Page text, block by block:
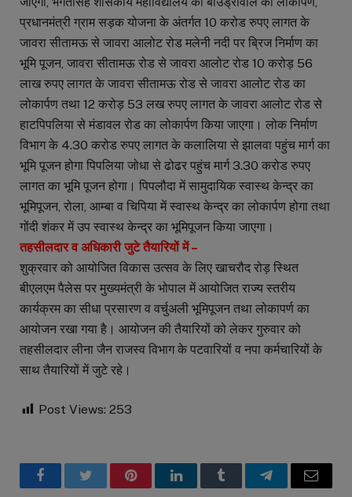
प्रधानमंत्री ग्राम सड़क योजना के अंतर्गत 10 करोड रुपए लागत के
जावरा सीतामऊ से जावरा आलोट रोड मलेनी नदी पर ब्रिज निर्माण का
भूमि पूजन, जावरा सीतामऊ रोड से जावरा आलोट रोड 10 करोड़ 56
लाख रुपए लागत के जावरा सीतामऊ रोड से जावरा आलोट रोड का
लोकार्पण तथा 12 करोड़ 53 लख रुपए लागत के जावरा आलोट रोड से
हाटपिपलिया से मंडावल रोड का लोकार्पण किया जाएगा। लोक निर्माण
विभाग के 4.30 करोड रुपए लागत के कलालिया से झालवा पहुंच मार्ग का
भूमि पूजन होगा पिपलिया जोधा से ढोढर पहुंच मार्ग 3.30 करोड रुपए
लागत का भूमि पूजन होगा। पिपलौदा में सामुदायिक स्वास्थ केन्द्र का
भूमिपूजन, रोला, आम्बा व चिपिया में स्वास्थ केन्द्र का लोकार्पण होगा तथा
गोंदी शंकर में उप स्वास्थ केन्द्र का भूमिपूजन किया जाएगा।
तहसीलदार व अधिकारी जुटे तैयारियों में –
शुक्रवार को आयोजित विकास उत्सव के लिए खाचरौद रोड़ स्थित
बीएलएम पैलेस पर मुख्यमंत्री के भोपाल में आयोजित राज्य स्तरीय
कार्यक्रम का सीधा प्रसारण व वर्चुअली भूमिपूजन तथा लोकापर्ण का
आयोजन रखा गया है। आयोजन की तैयारियों को लेकर गुरुवार को
तहसीलदार लीना जैन राजस्व विभाग के पटवारियों व नपा कर्मचारियों के
साथ तैयारियों में जुटे रहे।
Post Views: 253
FacebookTwitter PinterestLinkedInTumblr TelegramEmail